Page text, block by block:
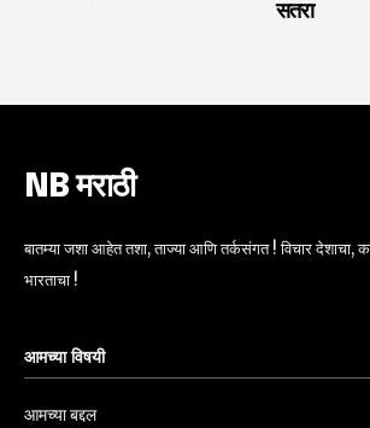
सतरा
NB मराठी
बातम्या जशा आहेत तशा, ताज्या आणि तर्कसंगत ! विचार देशाचा,
भारताचा !
आमच्या विषयी
आमच्या बद्दल